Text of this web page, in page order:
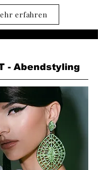
erfahren
- Abendstyling